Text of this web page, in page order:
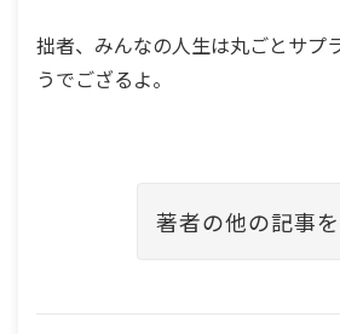
拙者、みんなの人生は丸ごとサプ
うでござるよ。
著者の他の記事